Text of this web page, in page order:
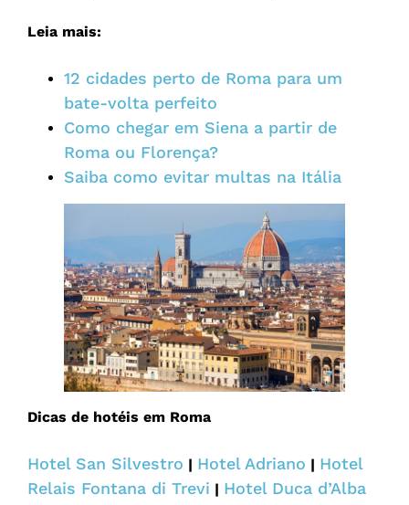
Leia mais:
12 cidades perto de Roma para um
bate-volta perfeito
Como chegar em Siena a partir de
Roma ou Florença?
Saiba como evitar multas na Itália
Dicas de hotéis em Roma
Hotel San Silvestro | Hotel Adriano | Hotel
Relais Fontana di Trevi | Hotel Duca d’Alba